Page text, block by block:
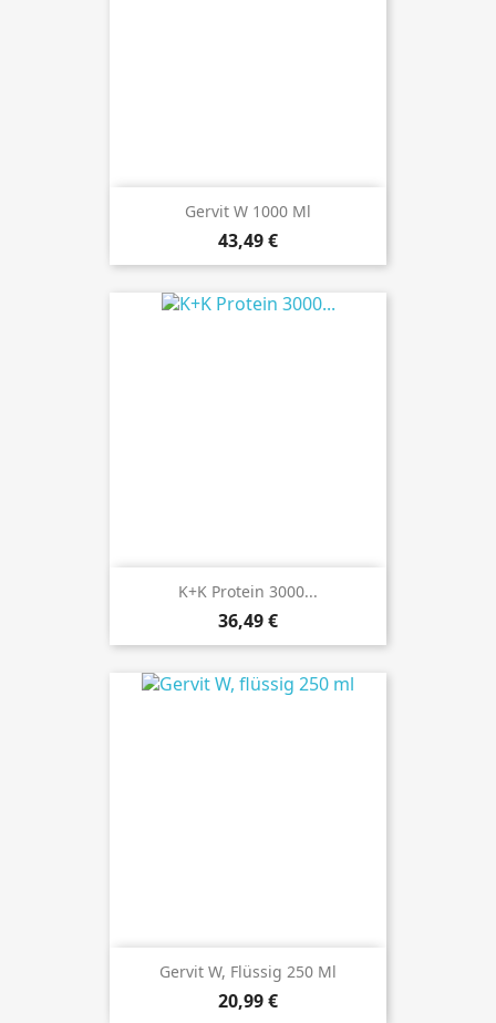
Gervit W 1000 Ml
Preis
43,49 €
K+K Protein 3000...
Preis
36,49 €
Gervit W, Flüssig 250 Ml
Preis
20,99 €